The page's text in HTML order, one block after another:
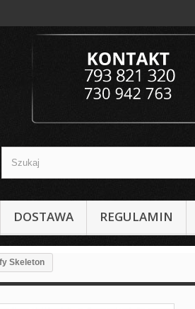
DOSTAWA REGULAMIN
Skeleton